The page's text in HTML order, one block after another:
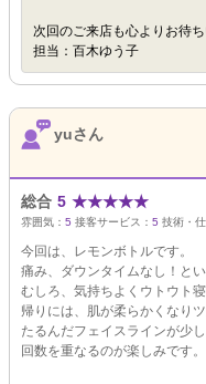
次回のご来店も心よりお待ち
担当：百木ゆう子
yuさん
総合 5 ★★★★★
雰囲気： 5 接客サービス： 5 技術・
今回は、レモンボトルです。
痛み、ダウンタイムなし！とい
むしろ、気持ちよくウトウト寝
帰りには、肌が柔らかくなりツ
たるんだフェイスラインが少
回数を重なるのが楽しみです。